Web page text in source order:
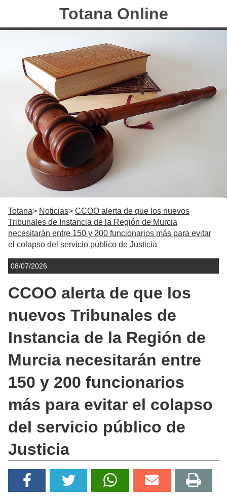
Totana Online
Totana Noticias
CCOO alerta de que los nuevos
Tribunales de Instancia de la Región de Murcia
necesitarán entre 150 y 200 funcionarios más para evitar
el colapso del servicio público de Justicia
08/07/2026
CCOO alerta de que los
nuevos Tribunales de
Instancia de la Región de
Murcia necesitarán entre
150 y 200 funcionarios
más para evitar el colapso
del servicio público de
Justicia